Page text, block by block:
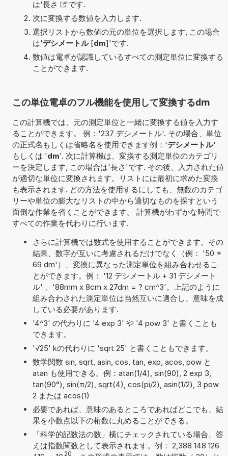
は'長さ
'です.
次に変換する数値を入力します.
選択リストから数値の元の単位を選択します, この場合
は'デシメートル[dm]'です.
数値は電卓が認識しているすべての測定単位に変換する
ことができます.
この単位電卓のフル機能を使用して変換するdm
この計算機では、元の測定単位と一緒に変換する値を入力す
ることができます。 例：'237 デシメートル'. その場合、単位
の正式名もしくは省略名を使用できます例：'デシメートル'
もしくは 'dm'. 次に計算機は、変換する測定単位のカテゴリ
ーを決定します, この場合は'長さ'です. その後、入力された値
が適切な単位に変換されます。リストには最初に求めた変換
も表示されます. どの方法を使用するにしても、無数のカテゴ
リーや単位の膨大なリストの中から適切なものを探すという
面倒な作業を省くことができます。 計算機がわずかな時間で
すべての作業を代わりに行います.
さらに計算機では数式を使用することができます。その
結果、数字が互いに考慮されるだけでなく（例： '50 *
69 dm'）、変換に異なった測定単位を組み合わせるこ
とができます。例： '12 デシメートル + 31 デシメート
ル' 、'88mm x 8cm x 27dm = ? cm^3'。上記のように
組み合わされた測定単位は当然互いに適合し、意味を成
している必要があります.
'4^3' の代わりに '4 exp 3' や '4 pow 3' と書くことも
できます。
'√25' kの代わりに 'sqrt 25' と書くこともできます。
数学関数 sin, sqrt, asin, cos, tan, exp, acos, pow と
atan も使用できる。例：atan(1/4), sin(90), 2 exp 3,
tan(90°), sin(π/2), sqrt(4), cos(pi/2), asin(1/2), 3 pow
2 または acos(1)
必要であれば、意味のあるところであればどこでも、結
果を小数点以下の桁数に丸めることができる。
「科学的記数法の数」横にチェックされている場合、答
えは指数関数として表示されます。例： 2,388 148 126
20